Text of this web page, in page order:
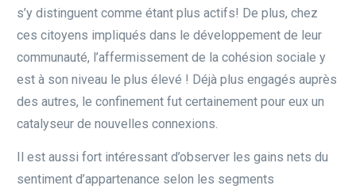
s’y distinguent comme étant plus actifs! De plus, chez
ces citoyens impliqués dans le développement de leur
communauté, l’affermissement de la cohésion sociale y
est à son niveau le plus élevé ! Déjà plus engagés auprès
des autres, le confinement fut certainement pour eux un
catalyseur de nouvelles connexions.
Il est aussi fort intéressant d’observer les gains nets du
sentiment d’appartenance selon les segments